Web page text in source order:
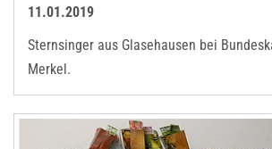
11.01.2019
Sternsinger aus Glasehausen bei
Merkel.